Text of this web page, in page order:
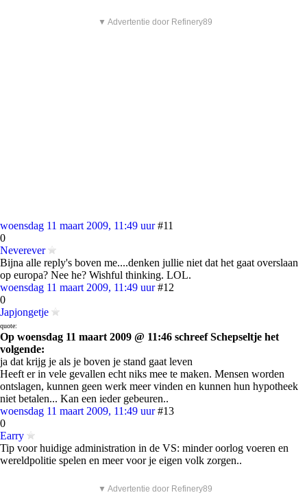
▼ Advertentie door Refinery89
woensdag 11 maart 2009, 11:49 uur #11
0
Neverever
Bijna alle reply's boven me....denken jullie niet dat het gaat overslaan
op europa? Nee he? Wishful thinking. LOL.
woensdag 11 maart 2009, 11:49 uur #12
0
Japjongetje
quote:
Op woensdag 11 maart 2009 @ 11:46 schreef Schepseltje het
volgende:
ja dat krijg je als je boven je stand gaat leven
Heeft er in vele gevallen echt niks mee te maken. Mensen worden
ontslagen, kunnen geen werk meer vinden en kunnen hun hypotheek
niet betalen... Kan een ieder gebeuren..
woensdag 11 maart 2009, 11:49 uur #13
0
Earry
Tip voor huidige administration in de VS: minder oorlog voeren en
wereldpolitie spelen en meer voor je eigen volk zorgen..
▼ Advertentie door Refinery89